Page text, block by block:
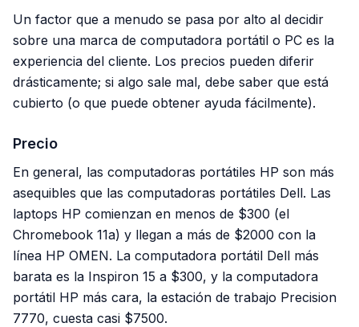
Un factor que a menudo se pasa por alto al decidir
sobre una marca de computadora portátil o PC es la
experiencia del cliente. Los precios pueden diferir
drásticamente; si algo sale mal, debe saber que está
cubierto (o que puede obtener ayuda fácilmente).
Precio
En general, las computadoras portátiles HP son más
asequibles que las computadoras portátiles Dell. Las
laptops HP comienzan en menos de $300 (el
Chromebook 11a) y llegan a más de $2000 con la
línea HP OMEN. La computadora portátil Dell más
barata es la Inspiron 15 a $300, y la computadora
portátil HP más cara, la estación de trabajo Precision
7770, cuesta casi $7500.